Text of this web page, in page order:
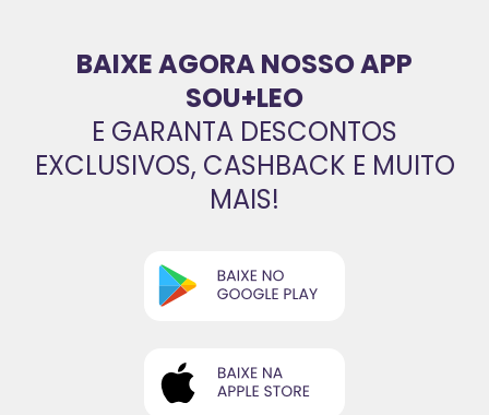
BAIXE AGORA NOSSO APP
SOU+LEO
E GARANTA DESCONTOS
EXCLUSIVOS, CASHBACK E MUITO
MAIS!